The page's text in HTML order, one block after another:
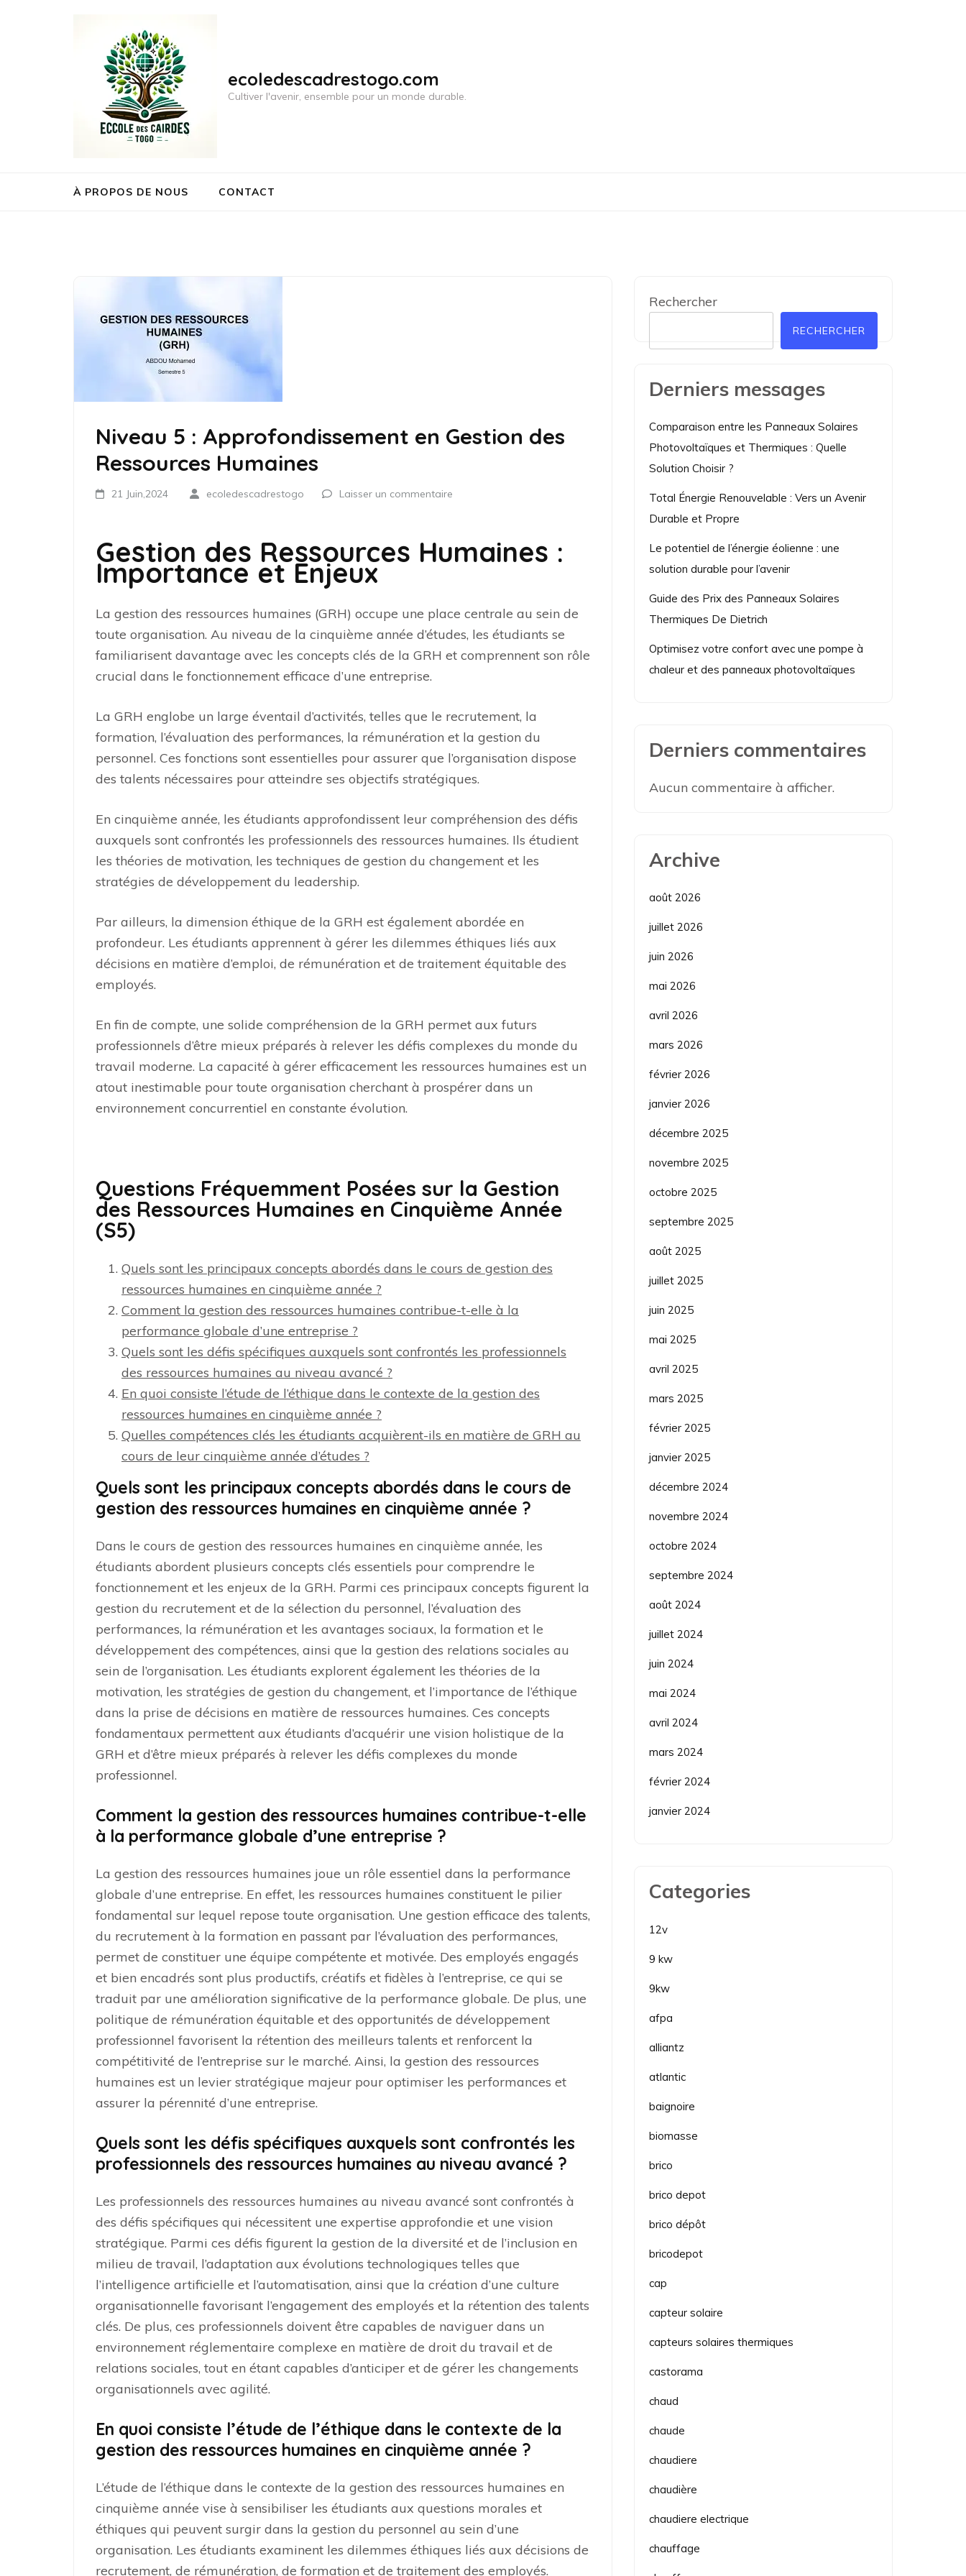
ecoledescadrestogo.com
Cultiver l'avenir, ensemble pour un monde durable.
À PROPOS DE NOUS CONTACT
Niveau 5 : Approfondissement en Gestion des
Ressources Humaines
21 Juin,2024 ecoledescadrestogo Laisser un commentaire
Gestion des Ressources Humaines :
Importance et Enjeux
La gestion des ressources humaines (GRH) occupe une place centrale au sein de
toute organisation. Au niveau de la cinquième année d’études, les étudiants se
familiarisent davantage avec les concepts clés de la GRH et comprennent son rôle
crucial dans le fonctionnement efficace d’une entreprise.
La GRH englobe un large éventail d’activités, telles que le recrutement, la
formation, l’évaluation des performances, la rémunération et la gestion du
personnel. Ces fonctions sont essentielles pour assurer que l’organisation dispose
des talents nécessaires pour atteindre ses objectifs stratégiques.
En cinquième année, les étudiants approfondissent leur compréhension des défis
auxquels sont confrontés les professionnels des ressources humaines. Ils étudient
les théories de motivation, les techniques de gestion du changement et les
stratégies de développement du leadership.
Par ailleurs, la dimension éthique de la GRH est également abordée en
profondeur. Les étudiants apprennent à gérer les dilemmes éthiques liés aux
décisions en matière d’emploi, de rémunération et de traitement équitable des
employés.
En fin de compte, une solide compréhension de la GRH permet aux futurs
professionnels d’être mieux préparés à relever les défis complexes du monde du
travail moderne. La capacité à gérer efficacement les ressources humaines est un
atout inestimable pour toute organisation cherchant à prospérer dans un
environnement concurrentiel en constante évolution.
Questions Fréquemment Posées sur la Gestion
des Ressources Humaines en Cinquième Année
(S5)
Quels sont les principaux concepts abordés dans le cours de gestion des
ressources humaines en cinquième année ?
Comment la gestion des ressources humaines contribue-t-elle à la
performance globale d’une entreprise ?
Quels sont les défis spécifiques auxquels sont confrontés les professionnels
des ressources humaines au niveau avancé ?
En quoi consiste l’étude de l’éthique dans le contexte de la gestion des
ressources humaines en cinquième année ?
Quelles compétences clés les étudiants acquièrent-ils en matière de GRH au
cours de leur cinquième année d’études ?
Quels sont les principaux concepts abordés dans le cours de
gestion des ressources humaines en cinquième année ?
Dans le cours de gestion des ressources humaines en cinquième année, les
étudiants abordent plusieurs concepts clés essentiels pour comprendre le
fonctionnement et les enjeux de la GRH. Parmi ces principaux concepts figurent la
gestion du recrutement et de la sélection du personnel, l’évaluation des
performances, la rémunération et les avantages sociaux, la formation et le
développement des compétences, ainsi que la gestion des relations sociales au
sein de l’organisation. Les étudiants explorent également les théories de la
motivation, les stratégies de gestion du changement, et l’importance de l’éthique
dans la prise de décisions en matière de ressources humaines. Ces concepts
fondamentaux permettent aux étudiants d’acquérir une vision holistique de la
GRH et d’être mieux préparés à relever les défis complexes du monde
professionnel.
Comment la gestion des ressources humaines contribue-t-elle
à la performance globale d’une entreprise ?
La gestion des ressources humaines joue un rôle essentiel dans la performance
globale d’une entreprise. En effet, les ressources humaines constituent le pilier
fondamental sur lequel repose toute organisation. Une gestion efficace des talents,
du recrutement à la formation en passant par l’évaluation des performances,
permet de constituer une équipe compétente et motivée. Des employés engagés
et bien encadrés sont plus productifs, créatifs et fidèles à l’entreprise, ce qui se
traduit par une amélioration significative de la performance globale. De plus, une
politique de rémunération équitable et des opportunités de développement
professionnel favorisent la rétention des meilleurs talents et renforcent la
compétitivité de l’entreprise sur le marché. Ainsi, la gestion des ressources
humaines est un levier stratégique majeur pour optimiser les performances et
assurer la pérennité d’une entreprise.
Quels sont les défis spécifiques auxquels sont confrontés les
professionnels des ressources humaines au niveau avancé ?
Les professionnels des ressources humaines au niveau avancé sont confrontés à
des défis spécifiques qui nécessitent une expertise approfondie et une vision
stratégique. Parmi ces défis figurent la gestion de la diversité et de l’inclusion en
milieu de travail, l’adaptation aux évolutions technologiques telles que
l’intelligence artificielle et l’automatisation, ainsi que la création d’une culture
organisationnelle favorisant l’engagement des employés et la rétention des talents
clés. De plus, ces professionnels doivent être capables de naviguer dans un
environnement réglementaire complexe en matière de droit du travail et de
relations sociales, tout en étant capables d’anticiper et de gérer les changements
organisationnels avec agilité.
En quoi consiste l’étude de l’éthique dans le contexte de la
gestion des ressources humaines en cinquième année ?
L’étude de l’éthique dans le contexte de la gestion des ressources humaines en
cinquième année vise à sensibiliser les étudiants aux questions morales et
éthiques qui peuvent surgir dans la gestion du personnel au sein d’une
organisation. Les étudiants examinent les dilemmes éthiques liés aux décisions de
recrutement, de rémunération, de formation et de traitement des employés.
Rechercher
RECHERCHER
Derniers messages
Comparaison entre les Panneaux Solaires
Photovoltaïques et Thermiques : Quelle
Solution Choisir ?
Total Énergie Renouvelable : Vers un Avenir
Durable et Propre
Le potentiel de l’énergie éolienne : une
solution durable pour l’avenir
Guide des Prix des Panneaux Solaires
Thermiques De Dietrich
Optimisez votre confort avec une pompe à
chaleur et des panneaux photovoltaïques
Derniers commentaires
Aucun commentaire à afficher.
Archive
août 2026
juillet 2026
juin 2026
mai 2026
avril 2026
mars 2026
février 2026
janvier 2026
décembre 2025
novembre 2025
octobre 2025
septembre 2025
août 2025
juillet 2025
juin 2025
mai 2025
avril 2025
mars 2025
février 2025
janvier 2025
décembre 2024
novembre 2024
octobre 2024
septembre 2024
août 2024
juillet 2024
juin 2024
mai 2024
avril 2024
mars 2024
février 2024
janvier 2024
Categories
12v
9 kw
9kw
afpa
alliantz
atlantic
baignoire
biomasse
brico
brico depot
brico dépôt
bricodepot
cap
capteur solaire
capteurs solaires thermiques
castorama
chaud
chaude
chaudiere
chaudière
chaudiere electrique
chauffage